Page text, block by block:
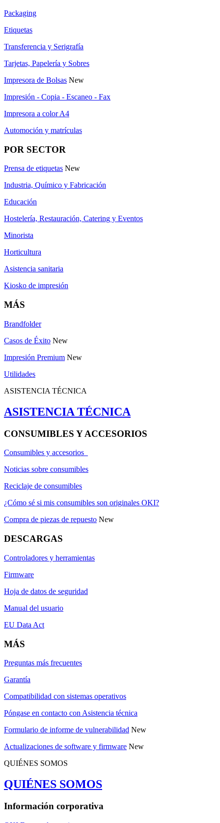
Packaging
Etiquetas
Transferencia y Serigrafía
Tarjetas, Papelería y Sobres
Impresora de Bolsas New
Impresión - Copia - Escaneo - Fax
Impresora a color A4
Automoción y matrículas
POR SECTOR
Prensa de etiquetas New
Industria, Químico y Fabricación
Educación
Hostelería, Restauración, Catering y Eventos
Minorista
Horticultura
Asistencia sanitaria
Kiosko de impresión
MÁS
Brandfolder
Casos de Éxito New
Impresión Premium New
Utilidades
ASISTENCIA TÉCNICA
ASISTENCIA TÉCNICA
CONSUMIBLES Y ACCESORIOS
Consumibles y accesorios
Noticias sobre consumibles
Reciclaje de consumibles
¿Cómo sé si mis consumibles son originales OKI?
Compra de piezas de repuesto New
DESCARGAS
Controladores y herramientas
Firmware
Hoja de datos de seguridad
Manual del usuario
EU Data Act
MÁS
Preguntas más frecuentes
Garantía
Compatibilidad con sistemas operativos
Póngase en contacto con Asistencia técnica
Formulario de informe de vulnerabilidad New
Actualizaciones de software y firmware New
QUIÉNES SOMOS
QUIÉNES SOMOS
Información corporativa